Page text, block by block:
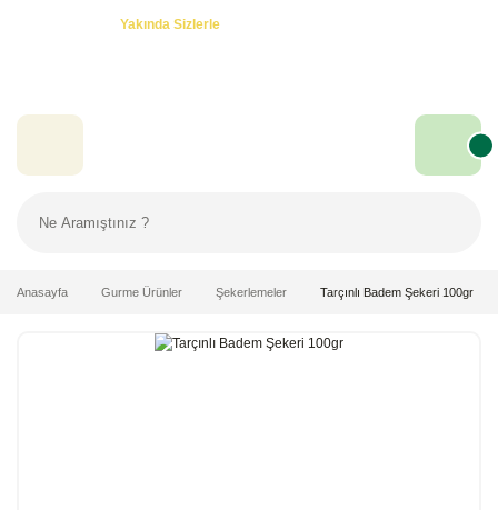
Yakında Sizlerle
Anasayfa Gurme Ürünler Şekerlemeler Tarçınlı Badem Şekeri 100gr